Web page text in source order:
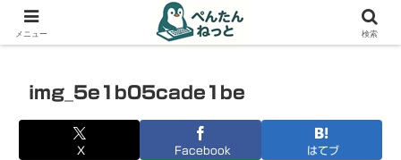
PCやガジェットの備忘録
img_5e1b05cade1be
X Facebook はてブ
メニュー 検索